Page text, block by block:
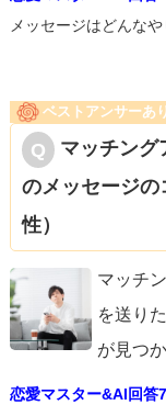
メッセージはどんな
ベストアンサーあり
マッチング
のメッセージの
性）
マッチ
を送り
が見つ
恋愛マスター&AI回答